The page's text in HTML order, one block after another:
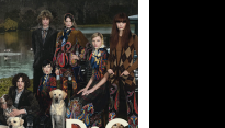
Pourquoi le costume sur mesure à Paris est un incontournable de l’élégance contemporaine ?
Anti chute cheveux homme : quelles solutions pour renforcer sa chevelure ?